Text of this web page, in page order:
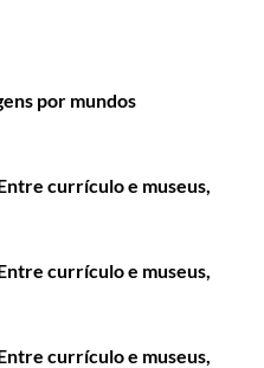
por mundos
currículo e museus,
currículo e museus,
currículo e museus,